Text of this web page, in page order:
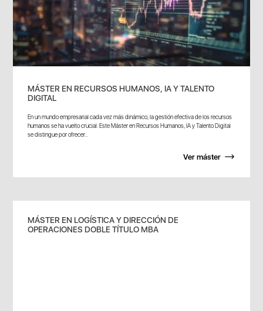
MÁSTER EN RECURSOS HUMANOS, IA Y TALENTO
DIGITAL
En un mundo empresarial cada vez más dinámico, la gestión efectiva de los recursos
humanos se ha vuelto crucial. Este Máster en Recursos Humanos, IA y Talento Digital
se distingue por ofrecer...
Ver máster
MÁSTER EN LOGÍSTICA Y DIRECCIÓN DE
OPERACIONES DOBLE TÍTULO MBA